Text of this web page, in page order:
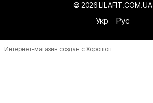
© 2026 LILAFIT.COM.UA
Укр Рус
Интернет-магазин создан с Хорошоп